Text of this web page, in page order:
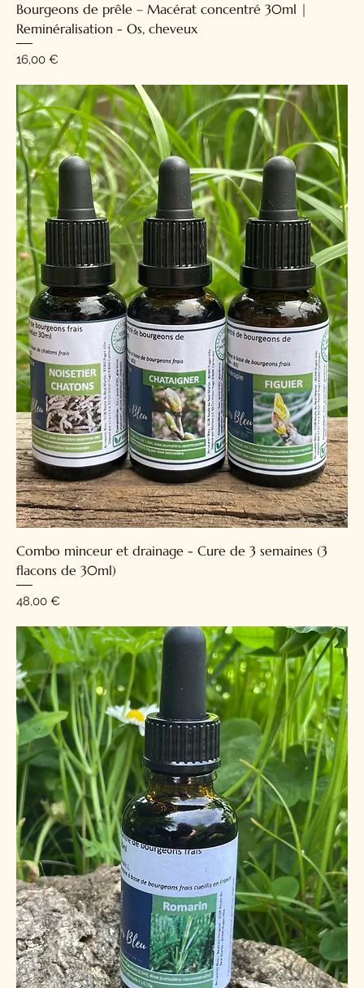
Bourgeons de prêle – Macérat concentré 30ml |
Reminéralisation - Os, cheveux
Prix
16,00 €
Combo minceur et drainage - Cure de 3 semaines (3
flacons de 30ml)
Prix
48,00 €